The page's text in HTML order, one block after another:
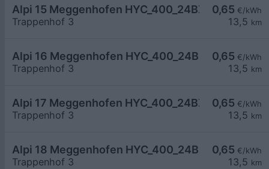
0,65 €/kWh
13,5 km
Alpi 15 Meggenhofen HYC_400_24BZ2716D
Trappenhof 3
0,65 €/kWh
13,5 km
Alpi 16 Meggenhofen HYC_400_24BZ0432D
Trappenhof 3
0,65 €/kWh
13,5 km
Alpi 17 Meggenhofen HYC_400_24BZ0429D
Trappenhof 3
0,65 €/kWh
13,5 km
Alpi 18 Meggenhofen HYC_400_24BZ0428D
Trappenhof 3